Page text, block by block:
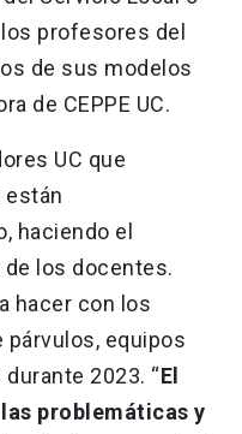
profesores del
de sus modelos
de CEPPE UC.
UC que
están
haciendo el
de los docentes.
hacer con los
equipos
2023. “El
problemáticas y